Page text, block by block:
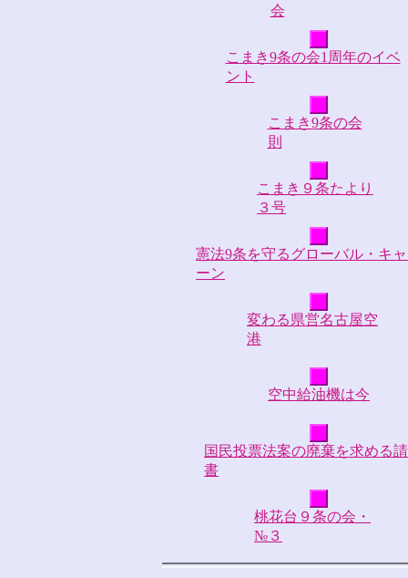
会
こまき9条の会1周年のイベ
ント
こまき9条の会
則
こまき９条たより
３号
憲法9条を守るグローバル・キ
ーン
変わる県営名古屋空
港
空中給油機は今
国民投票法案の廃棄を求める
書
桃花台９条の会・
№３